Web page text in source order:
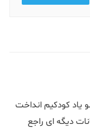
یاد کودکیم انداخت
دیگه ای راجع